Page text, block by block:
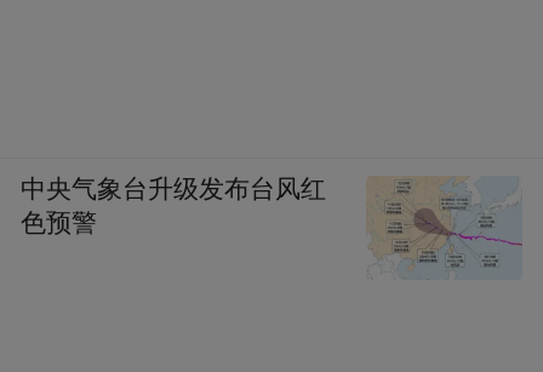
中央气象台升级发布台风红
色预警